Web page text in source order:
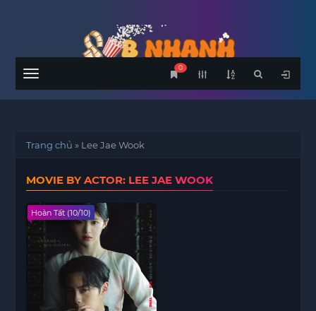
Menu
0
Trang chủ » Lee Jae Wook
MOVIE BY ACTOR: LEE JAE WOOK
Hoàn Tất (10/10)